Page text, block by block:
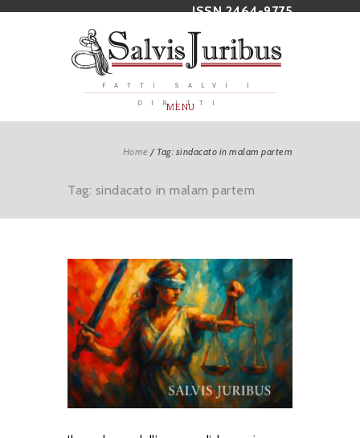
ISSN 2464-9775
FATTI SALVI I
DIRITTI
MENU
Home / Tag: sindacato in malam partem
Tag: sindacato in malam partem